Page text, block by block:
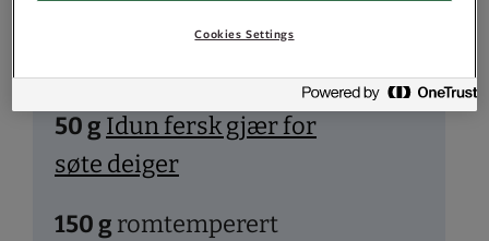
Idun Ferskere Bakst
50g Idun fersk gjær for
søte deiger
150g romtemperert
Cookies Settings